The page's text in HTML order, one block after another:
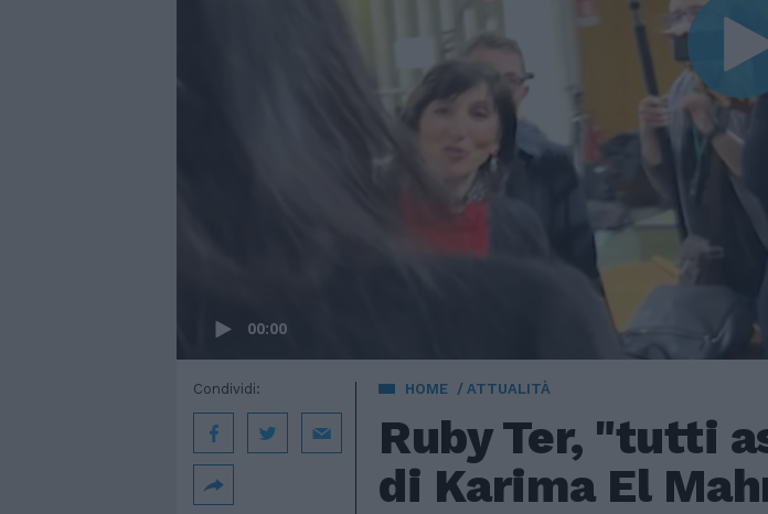
00:00
HOME ATTUALITÀ
Ruby Ter, "tutti
di Karima El
Condividi: